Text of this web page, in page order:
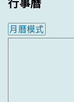
月曆模式